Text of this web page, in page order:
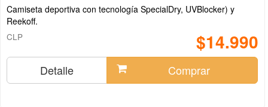
Camiseta deportiva con tecnología SpecialDry, UVBlocker) y
Reekoff.
$14.990
CLP
Detalle Comprar